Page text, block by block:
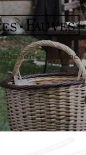
Agenda Contact